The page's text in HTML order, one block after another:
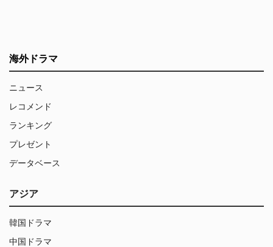
海外ドラマ
ニュース
レコメンド
ランキング
プレゼント
データベース
アジア
韓国ドラマ
中国ドラマ